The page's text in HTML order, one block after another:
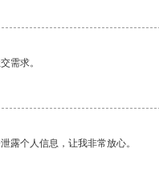
需求。
露个人信息，让我非常放心。